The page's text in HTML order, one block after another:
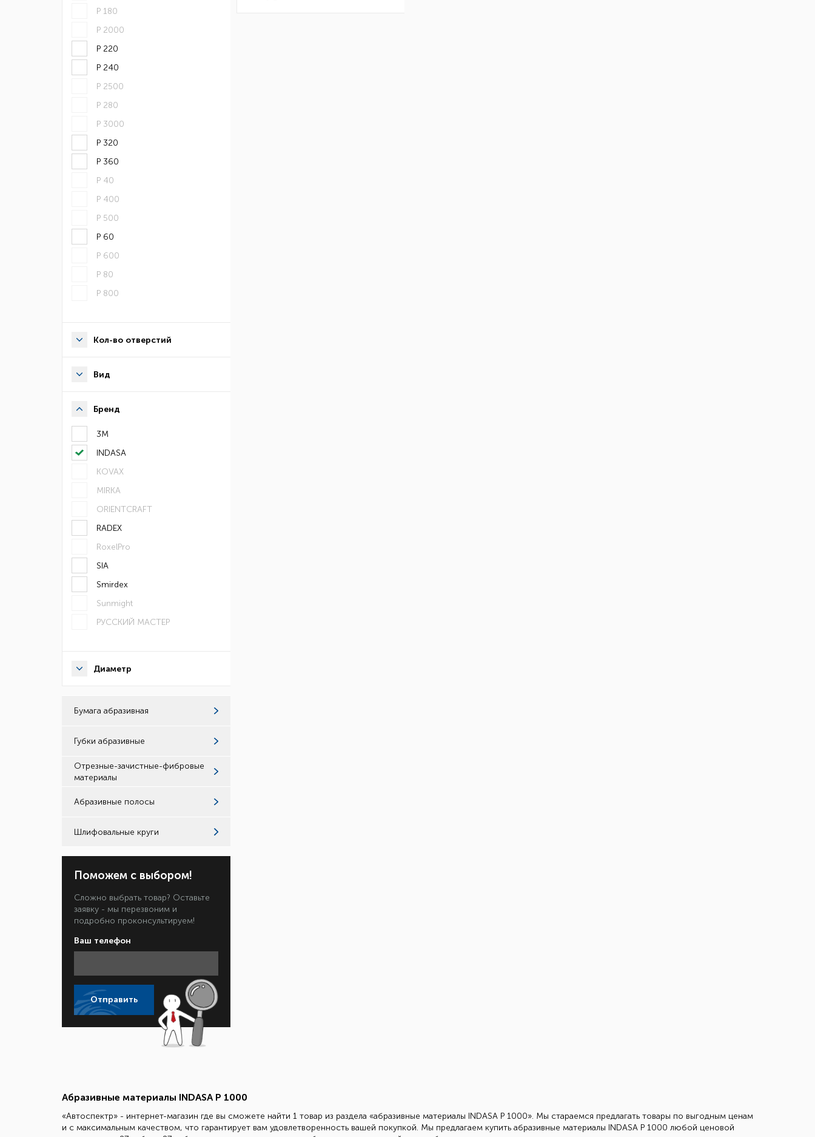
Р 180
Р 2000
Р 220
Р 240
Р 2500
Р 280
Р 3000
Р 320
Р 360
Р 40
Р 400
Р 500
Р 60
Р 600
Р 80
Р 800
Кол-во отверстий
Вид
Бренд
3М
INDASA
KOVAX
MIRKA
ORIENTCRAFT
RADEX
RoxelPro
SIA
Smirdex
Sunmight
РУССКИЙ МАСТЕР
Диаметр
Бумага абразивная
Губки абразивные
Отрезные-зачистные-фибровые
материалы
Абразивные полосы
Шлифовальные круги
Поможем с выбором!
Сложно выбрать товар? Оставьте
заявку - мы перезвоним и
подробно проконсультируем!
Ваш телефон
Отправить
Абразивные материалы INDASA Р 1000
«Автоспектр» - интернет-магазин где вы сможете найти 1 товар из раздела «абразивные материалы INDASA Р 1000». Мы стараемся предлагать товары по выгодным ценам
и с максимальным качеством, что гарантирует вам удовлетворенность вашей покупкой. Мы предлагаем купить абразивные материалы INDASA Р 1000 любой ценовой